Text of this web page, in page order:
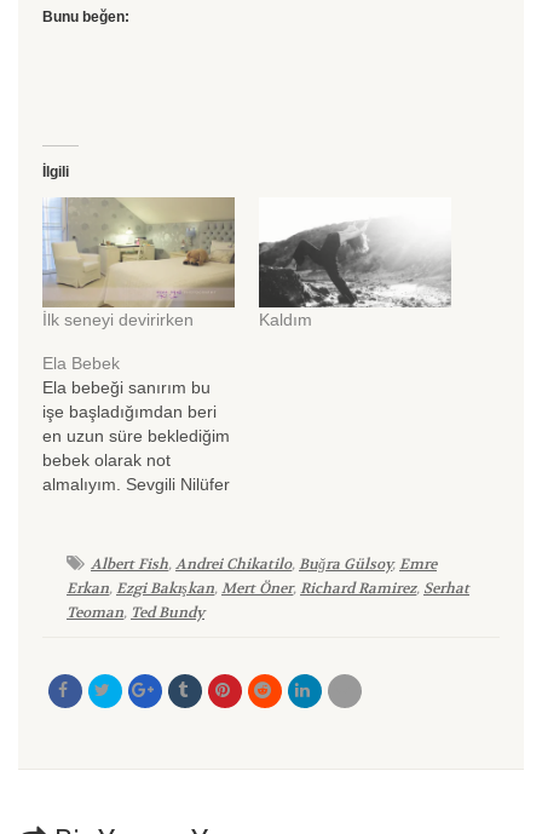
Bunu beğen:
İlgili
İlk seneyi devirirken Kaldım
Ela Bebek
Ela bebeği sanırım bu
işe başladığımdan beri
en uzun süre beklediğim
bebek olarak not
almalıyım. Sevgili Nilüfer
kalmadıysa ve
müsaitsem fotoğraflarını
çekmemi istedi. Benim iki
doğumlara bakılırsa
yetişememe ihtimalim
her ocak…
Albert Fish,Andrei Chikatilo,Buğra Gülsoy,Emre
Erkan,Ezgi Bakışkan,Mert Öner,Richard Ramirez, Serhat
Teoman, Ted Bundy